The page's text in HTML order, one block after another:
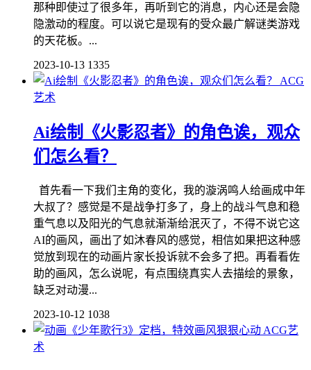
那种即使过了很多年，再听到它的消息，内心还是会隐
隐激动的程度。可以说它是现有的受众最广解谜类游戏
的天花板。...
2023-10-13 1335
ACG
艺术
Ai绘制《火影忍者》的角色诶，观众
们怎么看？
首先看一下我们主角的变化，我的漩涡鸣人给画成中年
大叔了？感觉是不是战争打多了，身上的战斗气息和稳
重气息以及阳光的气息就渐渐给泯灭了，不得不说它这
AI的画风，画出了如沐春风的感觉，相信如果把这种感
觉放到现在的动画片家长投诉就不会多了把。再看看佐
助的画风，怎么说呢，有点围绕真实人去描绘的景象，
缺乏对动漫...
2023-10-12 1038
ACG艺
术